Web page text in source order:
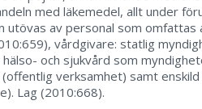
med läkemedel, allt under
utövas av personal som omfattas
vårdgivare: statlig
och sjukvård som
verksamhet) samt
Lag (2010:668).